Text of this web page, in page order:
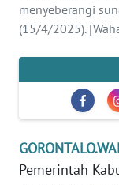
menyeberangi
(15/4/2025).
Pemerintah
TENTANG
KAMI
MEDIA
REDAKSI